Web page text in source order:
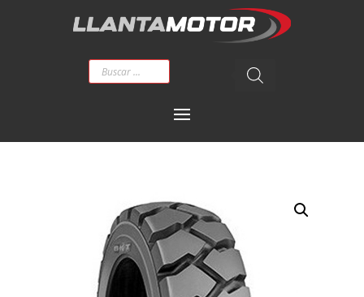
Búsqueda
productos